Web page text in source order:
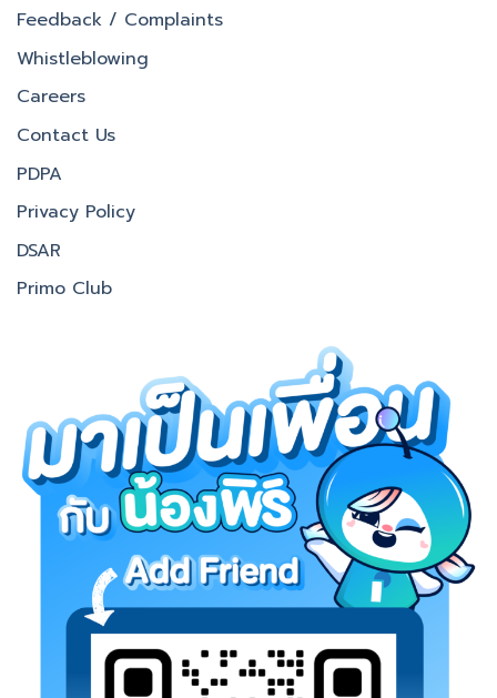
Feedback / Complaints
Whistleblowing
Careers
Contact Us
PDPA
Privacy Policy
DSAR
Primo Club